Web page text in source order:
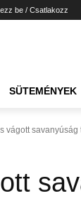
be / Csatlakozz
SÜTEMÉNYEK
vágott savanyúság